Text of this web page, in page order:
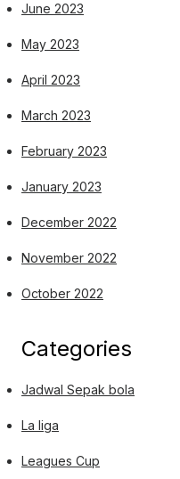
June 2023
May 2023
April 2023
March 2023
February 2023
January 2023
December 2022
November 2022
October 2022
Categories
Jadwal Sepak bola
La liga
Leagues Cup